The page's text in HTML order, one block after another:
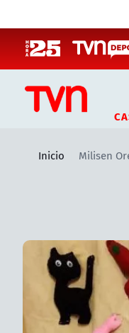
Inicio Milisen
Artículos relacionados